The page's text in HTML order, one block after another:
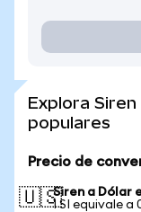
Explora
populares
Precio de
🇺🇸Siren a Dólar
1 SI equivale a